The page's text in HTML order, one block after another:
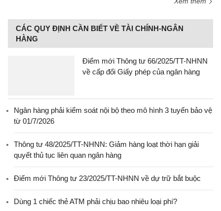
CÁC QUY ĐỊNH CẦN BIẾT VỀ TÀI CHÍNH-NGÂN
HÀNG
Điểm mới Thông tư 66/2025/TT-NHNN
về cấp đổi Giấy phép của ngân hàng
Ngân hàng phải kiểm soát nội bộ theo mô hình 3 tuyến bảo vệ
từ 01/7/2026
Thông tư 48/2025/TT-NHNN: Giảm hàng loạt thời hạn giải
quyết thủ tục liên quan ngân hàng
Điểm mới Thông tư 23/2025/TT-NHNN về dự trữ bắt buộc
Dùng 1 chiếc thẻ ATM phải chịu bao nhiêu loại phí?